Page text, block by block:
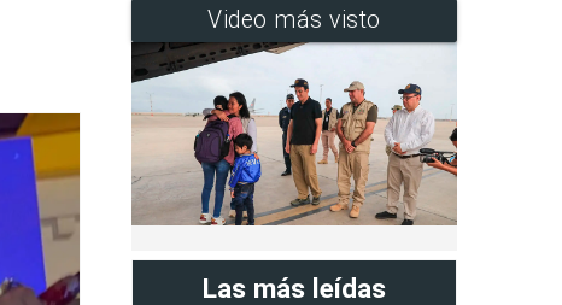
Video más visto
Las más leídas